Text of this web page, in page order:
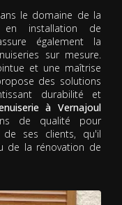
le domaine de la
installation de
également la
sur mesure.
et une maîtrise
des solutions
durabilité et
à Vernajoul
de qualité pour
de ses clients, qu'il
de la rénovation de